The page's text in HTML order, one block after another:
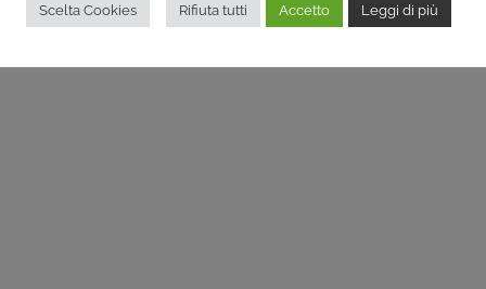
Scelta Cookies Rifiuta tutti Accetto Leggi di più